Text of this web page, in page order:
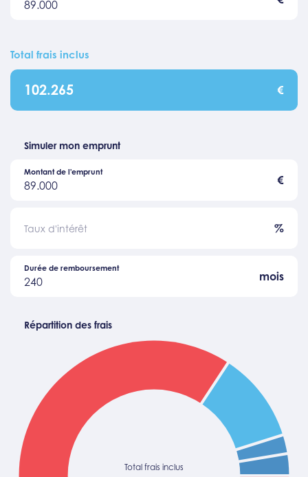
89.000
Total frais inclus
102.265 €
Simuler mon emprunt
89.000
Montant de l'emprunt
€
Taux d'intérêt %
240
Durée de remboursement
mois
Répartition des frais
Total frais inclus